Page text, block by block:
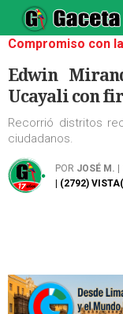
Compromiso con
Edwin
Ucayali con
Recorrió distritos
ciudadanos.
POR JOSÉ M.
| (2792)